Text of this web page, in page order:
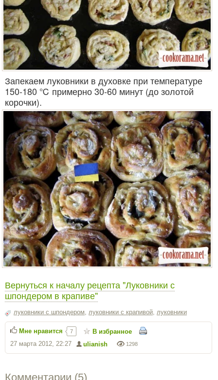
Запекаем луковники в духовке при температуре
150-180 ℃ примерно 30-60 минут (до золотой
корочки).
Вернуться к началу рецепта "Луковники с
шпондером в крапиве"
луковники с шпондером, луковники с крапивой, луковники
1298
ulianish
27 марта 2012, 22:27
Мне нравится 7 В избранное
Комментарии (5)